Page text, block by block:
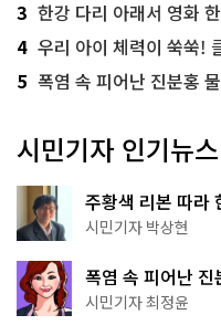
3 한강 다리 아래서 영화
4 우리 아이 체력이 쑥쑥!
5 폭염 속 피어난 진분홍
시민기자 인기뉴스
주황색 리본 따라
서울둘레길 15코스
시민기자 박상현
폭염 속 피어난
무 명소
시민기자 최정윤